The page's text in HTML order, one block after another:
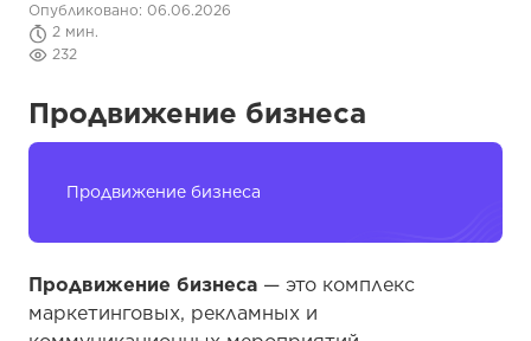
Продвижение бизнеса
Опубликовано: 06.06.2026
2 мин.
232
Продвижение бизнеса
Продвижение бизнеса — это комплекс
маркетинговых, рекламных и